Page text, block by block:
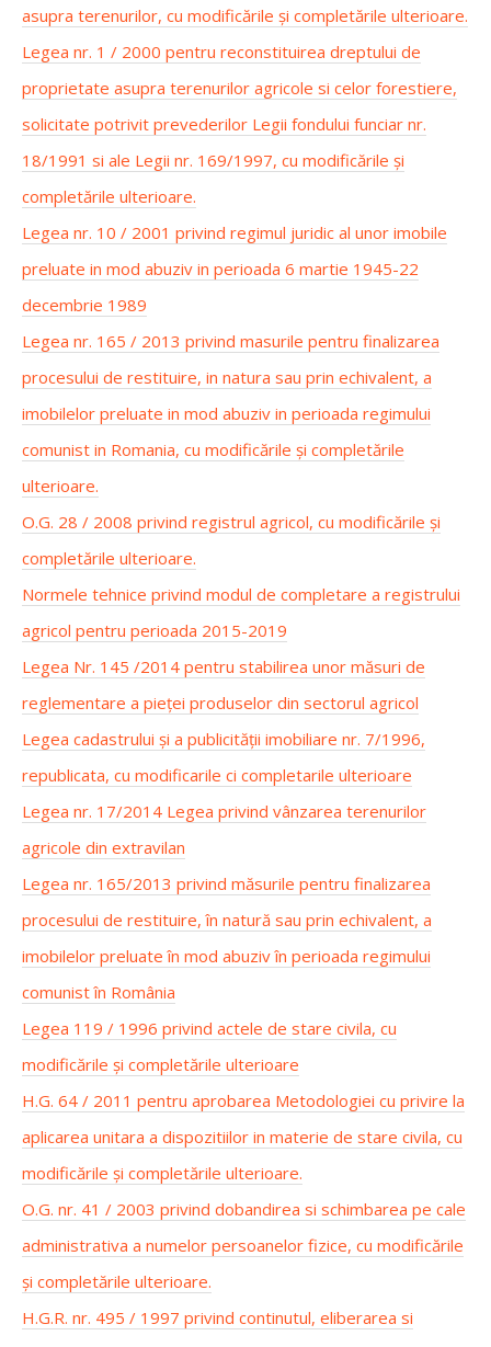
asupra terenurilor, cu modificările și completările ulterioare.
Legea nr. 1 / 2000 pentru reconstituirea dreptului de
proprietate asupra terenurilor agricole si celor forestiere,
solicitate potrivit prevederilor Legii fondului funciar nr.
18/1991 si ale Legii nr. 169/1997, cu modificările și
completările ulterioare.
Legea nr. 10 / 2001 privind regimul juridic al unor imobile
preluate in mod abuziv in perioada 6 martie 1945-22
decembrie 1989
Legea nr. 165 / 2013 privind masurile pentru finalizarea
procesului de restituire, in natura sau prin echivalent, a
imobilelor preluate in mod abuziv in perioada regimului
comunist in Romania, cu modificările și completările
ulterioare.
O.G. 28 / 2008 privind registrul agricol, cu modificările și
completările ulterioare.
Normele tehnice privind modul de completare a registrului
agricol pentru perioada 2015-2019
Legea Nr. 145 /2014 pentru stabilirea unor măsuri de
reglementare a pieţei produselor din sectorul agricol
Legea cadastrului și a publicității imobiliare nr. 7/1996,
republicata, cu modificarile ci completarile ulterioare
Legea nr. 17/2014 Legea privind vânzarea terenurilor
agricole din extravilan
Legea nr. 165/2013 privind măsurile pentru finalizarea
procesului de restituire, în natură sau prin echivalent, a
imobilelor preluate în mod abuziv în perioada regimului
comunist în România
Legea 119 / 1996 privind actele de stare civila, cu
modificările și completările ulterioare
H.G. 64 / 2011 pentru aprobarea Metodologiei cu privire la
aplicarea unitara a dispozitiilor in materie de stare civila, cu
modificările și completările ulterioare.
O.G. nr. 41 / 2003 privind dobandirea si schimbarea pe cale
administrativa a numelor persoanelor fizice, cu modificările
și completările ulterioare.
H.G.R. nr. 495 / 1997 privind continutul, eliberarea si